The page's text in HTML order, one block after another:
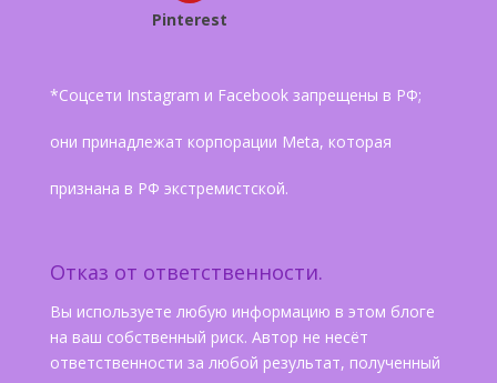
Pinterest
*Соцсети Instagram и Facebook запрещены в РФ;
они принадлежат корпорации Meta, которая
признана в РФ экстремистской.
Отказ от ответственности.
Вы используете любую информацию в этом блоге
на ваш собственный риск. Автор не несёт
ответственности за любой результат, полученный